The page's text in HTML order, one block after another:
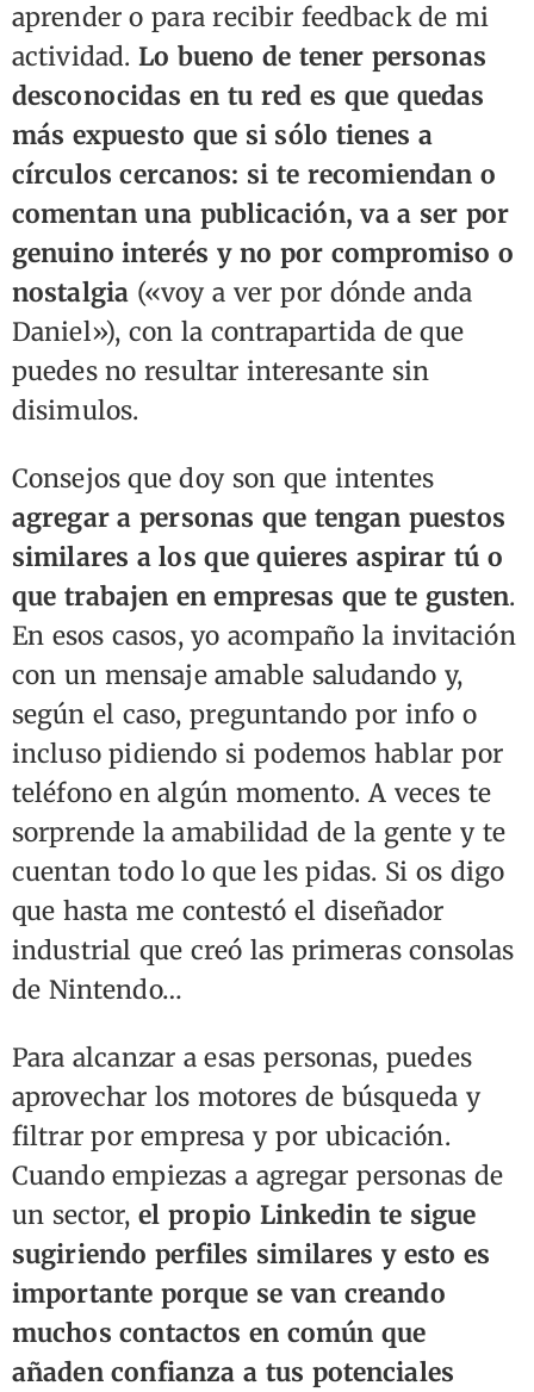
aprender o para recibir feedback de mi
actividad. Lo bueno de tener personas
desconocidas en tu red es que quedas
más expuesto que si sólo tienes a
círculos cercanos: si te recomiendan o
comentan una publicación, va a ser por
genuino interés y no por compromiso o
nostalgia(«voy a ver por dónde anda
Daniel»), con la contrapartida de que
puedes no resultar interesante sin
disimulos.
Consejos que doy son que intentes
agregar a personas que tengan puestos
similares a los que quieres aspirar tú o
que trabajen en empresas que te gusten.
En esos casos, yo acompaño la invitación
con un mensaje amable saludando y,
según el caso, preguntando por info o
incluso pidiendo si podemos hablar por
teléfono en algún momento. A veces te
sorprende la amabilidad de la gente y te
cuentan todo lo que les pidas. Si os digo
que hasta me contestó el diseñador
industrial que creó las primeras consolas
de Nintendo…
Para alcanzar a esas personas, puedes
aprovechar los motores de búsqueda y
filtrar por empresa y por ubicación.
Cuando empiezas a agregar personas de
un sector,el propio Linkedin te sigue
sugiriendo perfiles similares y esto es
importante porque se van creando
muchos contactos en común que
añaden confianza a tus potenciales